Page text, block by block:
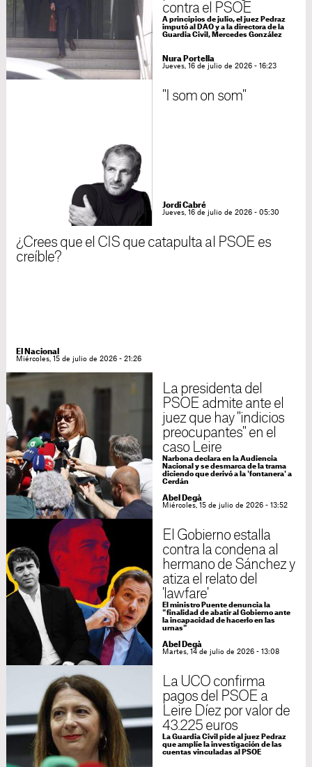
contra el PSOE
A principios de julio, el juez Pedraz
imputó al DAO y a la directora de la
Guardia Civil, Mercedes González
Nura Portella
Jueves, 16 de julio de 2026 - 16:23
"I som on som"
Jordi Cabré
Jueves, 16 de julio de 2026 - 05:30
¿Crees que el CIS que catapulta al PSOE es
creíble?
El Nacional
Miércoles, 15 de julio de 2026 - 21:26
La presidenta del
PSOE admite ante el
juez que hay "indicios
preocupantes" en el
caso Leire
Narbona declara en la Audiencia
Nacional y se desmarca de la trama
diciendo que derivó a la 'fontanera' a
Cerdán
Abel Degà
Miércoles, 15 de julio de 2026 - 13:52
El Gobierno estalla
contra la condena al
hermano de Sánchez y
atiza el relato del
'lawfare'
El ministro Puente denuncia la
"finalidad de abatir al Gobierno ante
la incapacidad de hacerlo en las
urnas"
Abel Degà
Martes, 14 de julio de 2026 - 13:08
La UCO confirma
pagos del PSOE a
Leire Díez por valor de
43.225 euros
La Guardia Civil pide al juez Pedraz
que amplíe la investigación de las
cuentas vinculadas al PSOE